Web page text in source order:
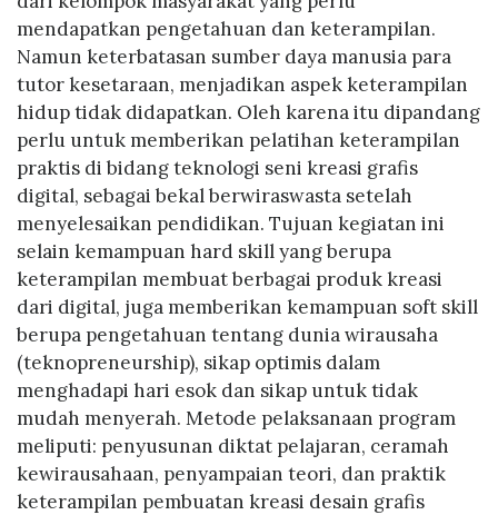
mendapatkan pengetahuan dan keterampilan.
Namun keterbatasan sumber daya manusia para
tutor kesetaraan, menjadikan aspek keterampilan
hidup tidak didapatkan. Oleh karena itu dipandang
perlu untuk memberikan pelatihan keterampilan
praktis di bidang teknologi seni kreasi grafis
digital, sebagai bekal berwiraswasta setelah
menyelesaikan pendidikan. Tujuan kegiatan ini
selain kemampuan hard skill yang berupa
keterampilan membuat berbagai produk kreasi
dari digital, juga memberikan kemampuan soft skill
berupa pengetahuan tentang dunia wirausaha
(teknopreneurship), sikap optimis dalam
menghadapi hari esok dan sikap untuk tidak
mudah menyerah. Metode pelaksanaan program
meliputi: penyusunan diktat pelajaran, ceramah
kewirausahaan, penyampaian teori, dan praktik
keterampilan pembuatan kreasi desain grafis